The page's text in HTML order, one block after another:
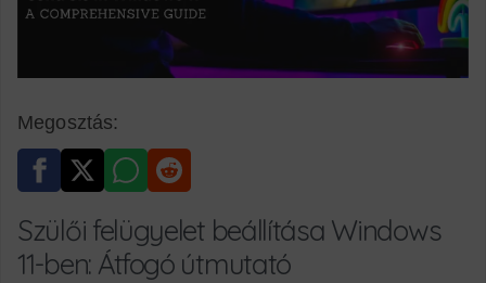
Megosztás:
Szülői felügyelet beállítása Windows
11-ben: Átfogó útmutató